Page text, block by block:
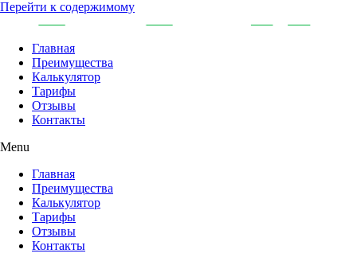
Перейти к содержимому
Главная
Преимущества
Калькулятор
Тарифы
Отзывы
Контакты
Menu
Главная
Преимущества
Калькулятор
Тарифы
Отзывы
Контакты